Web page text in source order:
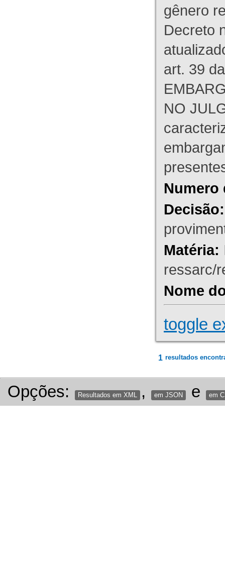
gênero
Decreto
art. 39
NO
Numero
Decisão:
Matéria:
ressarc/
Nome
toggle
1 resultados
Opções: Resultados em XML , em JSON e em